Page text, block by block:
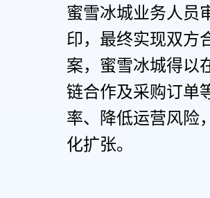
蜜雪冰城业务人员
印，最终实现双方
案，蜜雪冰城得以
链合作及采购订单
率、降低运营风险
化扩张。